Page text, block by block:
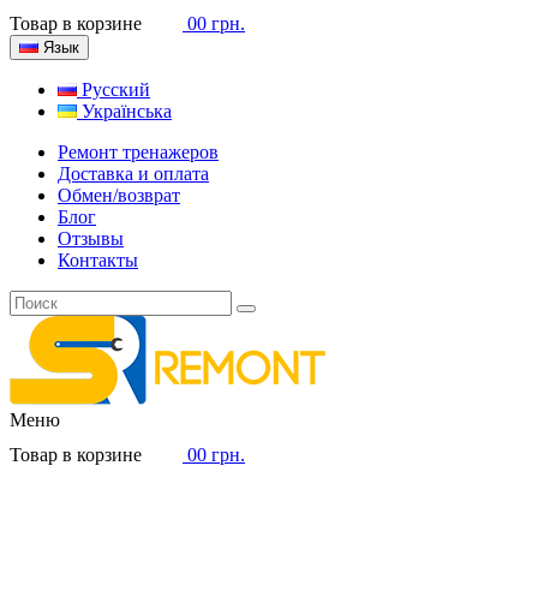
Товар в корзине
00 грн.
Язык
Русский
Українська
Ремонт тренажеров
Доставка и оплата
Обмен/возврат
Блог
Отзывы
Контакты
Меню
Товар в корзине
00 грн.